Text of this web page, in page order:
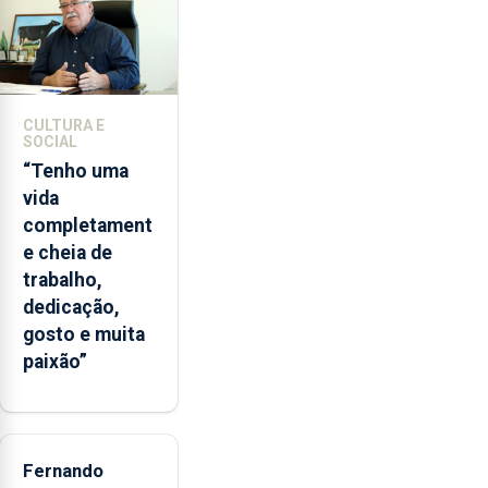
2022
e
2026.
A
das
Flores
apresenta
um
“decréscimo
significativo”
da
CPUE
entre
2022
CULTURA E
SOCIAL
“Tenho uma
vida
completament
e cheia de
trabalho,
dedicação,
gosto e muita
paixão”
Fernando